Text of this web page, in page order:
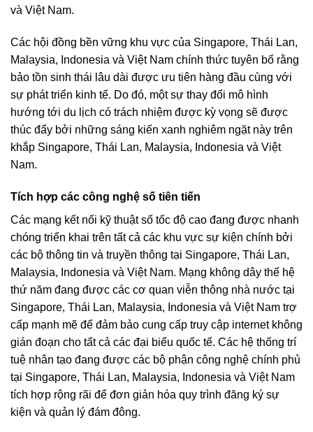
và Việt Nam.
Các hội đồng bền vững khu vực của Singapore, Thái Lan,
Malaysia, Indonesia và Việt Nam chính thức tuyên bố rằng
bảo tồn sinh thái lâu dài được ưu tiên hàng đầu cùng với
sự phát triển kinh tế. Do đó, một sự thay đổi mô hình
hướng tới du lịch có trách nhiệm được kỳ vọng sẽ được
thúc đẩy bởi những sáng kiến ​​xanh nghiêm ngặt này trên
khắp Singapore, Thái Lan, Malaysia, Indonesia và Việt
Nam.
Tích hợp các công nghệ số tiên tiến
Các mạng kết nối kỹ thuật số tốc độ cao đang được nhanh
chóng triển khai trên tất cả các khu vực sự kiện chính bởi
các bộ thông tin và truyền thông tại Singapore, Thái Lan,
Malaysia, Indonesia và Việt Nam. Mạng không dây thế hệ
thứ năm đang được các cơ quan viễn thông nhà nước tại
Singapore, Thái Lan, Malaysia, Indonesia và Việt Nam trợ
cấp mạnh mẽ để đảm bảo cung cấp truy cập internet không
gián đoạn cho tất cả các đại biểu quốc tế. Các hệ thống trí
tuệ nhân tạo đang được các bộ phận công nghệ chính phủ
tại Singapore, Thái Lan, Malaysia, Indonesia và Việt Nam
tích hợp rộng rãi để đơn giản hóa quy trình đăng ký sự
kiện và quản lý đám đông.